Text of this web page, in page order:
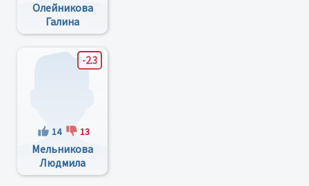
Олейникова
Галина
Александровна
-2.3
14 13
Мельникова
Людмила
Семёновна